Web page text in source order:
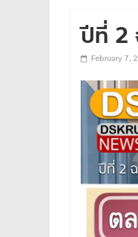
ปีที่ 2
February 7,